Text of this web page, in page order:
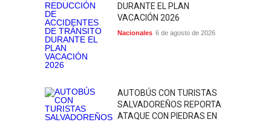
DURANTE EL PLAN
VACACIÓN 2026
Nacionales 6 de agosto de 2026
AUTOBÚS CON TURISTAS
SALVADOREÑOS REPORTA
ATAQUE CON PIEDRAS EN